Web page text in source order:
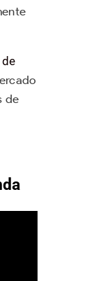
de
de